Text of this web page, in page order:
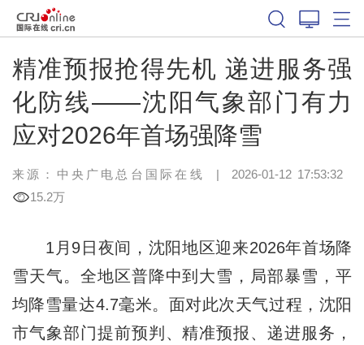
精准预报抢得先机 递进服务强
化防线——沈阳气象部门有力
应对2026年首场强降雪
来源：中央广电总台国际在线 | 2026-01-12 17:53:32
15.2万
1月9日夜间，沈阳地区迎来2026年首场降
雪天气。全地区普降中到大雪，局部暴雪，平
均降雪量达4.7毫米。面对此次天气过程，沈阳
市气象部门提前预判、精准预报、递进服务，